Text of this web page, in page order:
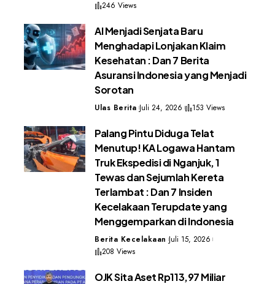
246 Views
AI Menjadi Senjata Baru
Menghadapi Lonjakan Klaim
Kesehatan : Dan 7 Berita
Asuransi Indonesia yang Menjadi
Sorotan
Ulas Berita Juli 24, 2026 153 Views
Palang Pintu Diduga Telat
Menutup! KA Logawa Hantam
Truk Ekspedisi di Nganjuk, 1
Tewas dan Sejumlah Kereta
Terlambat : Dan 7 Insiden
Kecelakaan Terupdate yang
Menggemparkan di Indonesia
Berita Kecelakaan Juli 15, 2026
208 Views
OJK Sita Aset Rp113,97 Miliar